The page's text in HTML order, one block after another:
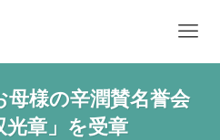
母様の辛潤賛名誉会
光章」を受章